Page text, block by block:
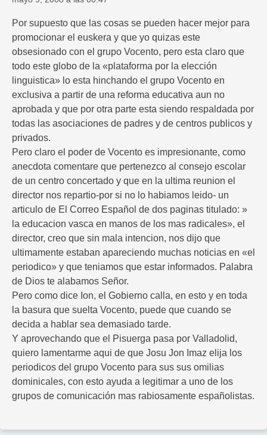
Por supuesto que las cosas se pueden hacer mejor para
promocionar el euskera y que yo quizas este
obsesionado con el grupo Vocento, pero esta claro que
todo este globo de la «plataforma por la elección
linguistica» lo esta hinchando el grupo Vocento en
exclusiva a partir de una reforma educativa aun no
aprobada y que por otra parte esta siendo respaldada por
todas las asociaciones de padres y de centros publicos y
privados.
Pero claro el poder de Vocento es impresionante, como
anecdota comentare que pertenezco al consejo escolar
de un centro concertado y que en la ultima reunion el
director nos repartio-por si no lo habiamos leido- un
articulo de El Correo Español de dos paginas titulado: »
la educacion vasca en manos de los mas radicales», el
director, creo que sin mala intencion, nos dijo que
ultimamente estaban apareciendo muchas noticias en «el
periodico» y que teniamos que estar informados. Palabra
de Dios te alabamos Señor.
Pero como dice Ion, el Gobierno calla, en esto y en toda
la basura que suelta Vocento, puede que cuando se
decida a hablar sea demasiado tarde.
Y aprovechando que el Pisuerga pasa por Valladolid,
quiero lamentarme aqui de que Josu Jon Imaz elija los
periodicos del grupo Vocento para sus sus omilias
dominicales, con esto ayuda a legitimar a uno de los
grupos de comunicación mas rabiosamente españolistas.